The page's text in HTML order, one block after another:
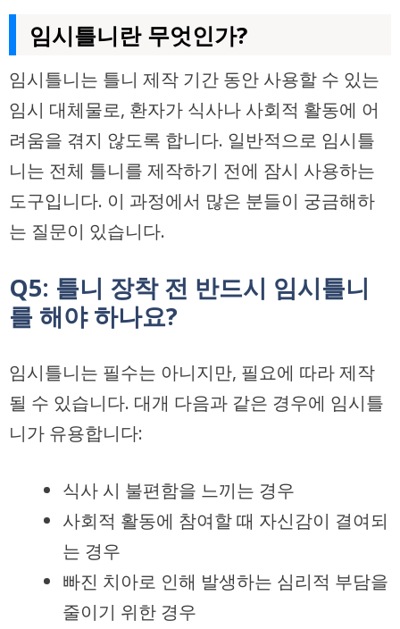
임시틀니란 무엇인가?
임시틀니는 틀니 제작 기간 동안 사용할 수 있는
임시 대체물로, 환자가 식사나 사회적 활동에 어
려움을 겪지 않도록 합니다. 일반적으로 임시틀
니는 전체 틀니를 제작하기 전에 잠시 사용하는
도구입니다. 이 과정에서 많은 분들이 궁금해하
는 질문이 있습니다.
Q5: 틀니 장착 전 반드시 임시틀니
를 해야 하나요?
임시틀니는 필수는 아니지만, 필요에 따라 제작
될 수 있습니다. 대개 다음과 같은 경우에 임시틀
니가 유용합니다:
식사 시 불편함을 느끼는 경우
사회적 활동에 참여할 때 자신감이 결여되
는 경우
빠진 치아로 인해 발생하는 심리적 부담을
줄이기 위한 경우